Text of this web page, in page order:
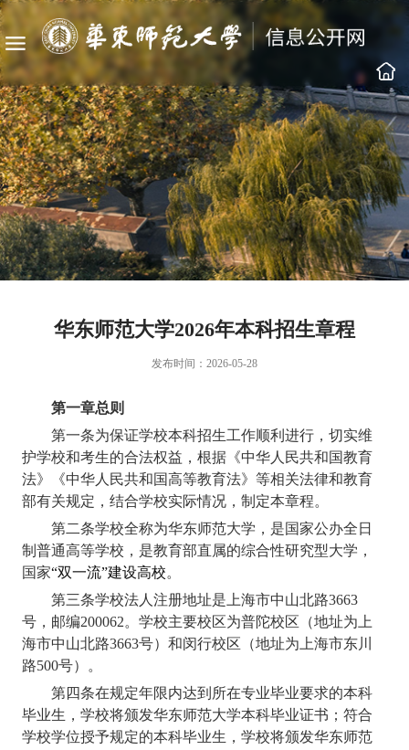
华东师范大学2026年本科招生章程
发布时间：2026-05-28
第一章总则
第一条为保证学校本科招生工作顺利进行，切实维
护学校和考生的合法权益，根据《中华人民共和国教育
法》《中华人民共和国高等教育法》等相关法律和教育
部有关规定，结合学校实际情况，制定本章程。
第二条学校全称为华东师范大学，是国家公办全日
制普通高等学校，是教育部直属的综合性研究型大学，
国家“双一流”建设高校。
第三条学校法人注册地址是上海市中山北路3663
号，邮编200062。学校主要校区为普陀校区 （地址为上
海市中山北路3663号）和闵行校区 （地址为上海市东川
路500号） 。
第四条在规定年限内达到所在专业毕业要求的本科
毕业生，学校将颁发华东师范大学本科毕业证书；符合
学校学位授予规定的本科毕业生，学校将颁发华东师范